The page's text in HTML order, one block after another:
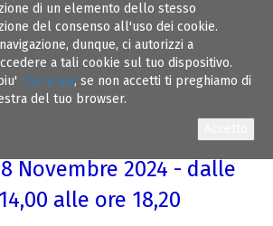
di un elemento dello stesso
del consenso all'uso dei cookie.
dunque, ci autorizzi a
a tali cookie sul tuo dispositivo.
clicca qui, se non accetti ti preghiamo di
del tuo browser.
aspetti tecnici e
procedurali"
con 3 Crediti Formativi
per Ingegneri
Novembre 2024 - dalle
alle ore 18,20